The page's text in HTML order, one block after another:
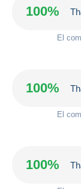
100%
El
100%
El
100%